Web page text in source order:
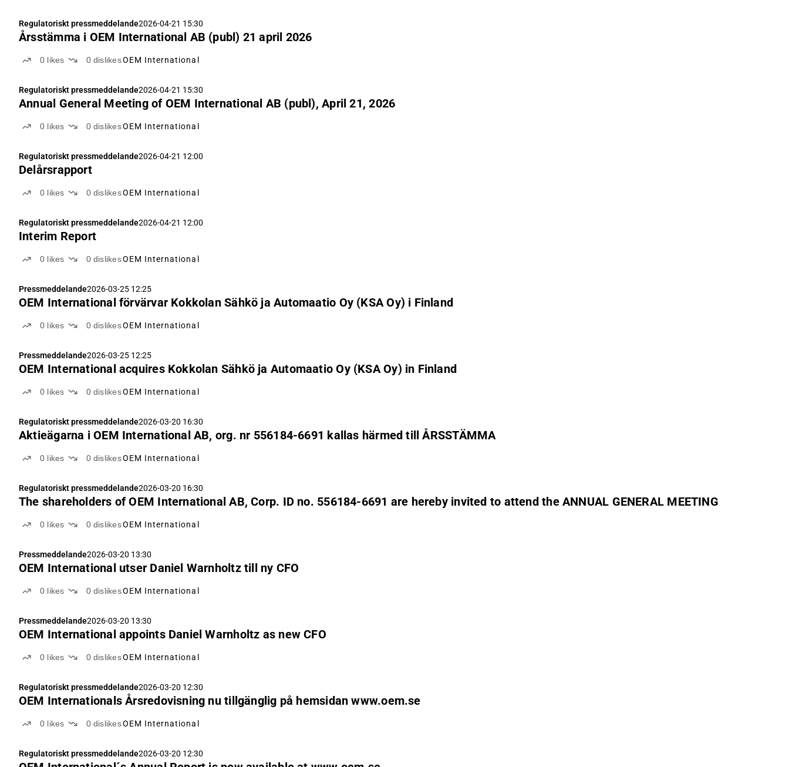
Regulatoriskt pressmeddelande2026-04-21 15:30
Årsstämma i OEM International AB (publ) 21 april 2026
0 likes 0 dislikesOEM International
Regulatoriskt pressmeddelande2026-04-21 15:30
Annual General Meeting of OEM International AB (publ), April 21, 2026
0 likes 0 dislikesOEM International
Regulatoriskt pressmeddelande2026-04-21 12:00
Delårsrapport
0 likes 0 dislikesOEM International
Regulatoriskt pressmeddelande2026-04-21 12:00
Interim Report
0 likes 0 dislikesOEM International
Pressmeddelande2026-03-25 12:25
OEM International förvärvar Kokkolan Sähkö ja Automaatio Oy (KSA Oy) i Finland
0 likes 0 dislikesOEM International
Pressmeddelande2026-03-25 12:25
OEM International acquires Kokkolan Sähkö ja Automaatio Oy (KSA Oy) in Finland
0 likes 0 dislikesOEM International
Regulatoriskt pressmeddelande2026-03-20 16:30
Aktieägarna i OEM International AB, org. nr 556184-6691 kallas härmed till ÅRSSTÄMMA
0 likes 0 dislikesOEM International
Regulatoriskt pressmeddelande2026-03-20 16:30
The shareholders of OEM International AB, Corp. ID no. 556184-6691 are hereby invited to attend the ANNUAL GENERAL MEETING
0 likes 0 dislikesOEM International
Pressmeddelande2026-03-20 13:30
OEM International utser Daniel Warnholtz till ny CFO
0 likes 0 dislikesOEM International
Pressmeddelande2026-03-20 13:30
OEM International appoints Daniel Warnholtz as new CFO
0 likes 0 dislikesOEM International
Regulatoriskt pressmeddelande2026-03-20 12:30
OEM Internationals Årsredovisning nu tillgänglig på hemsidan www.oem.se
0 likes 0 dislikesOEM International
Regulatoriskt pressmeddelande2026-03-20 12:30